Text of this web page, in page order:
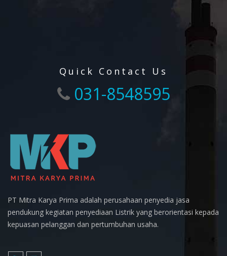
Quick Contact Us
031-8548595
PT Mitra Karya Prima adalah perusahaan penyedia jasa
pendukung kegiatan penyediaan Listrik yang berorientasi kepada
kepuasan pelanggan dan pertumbuhan usaha.